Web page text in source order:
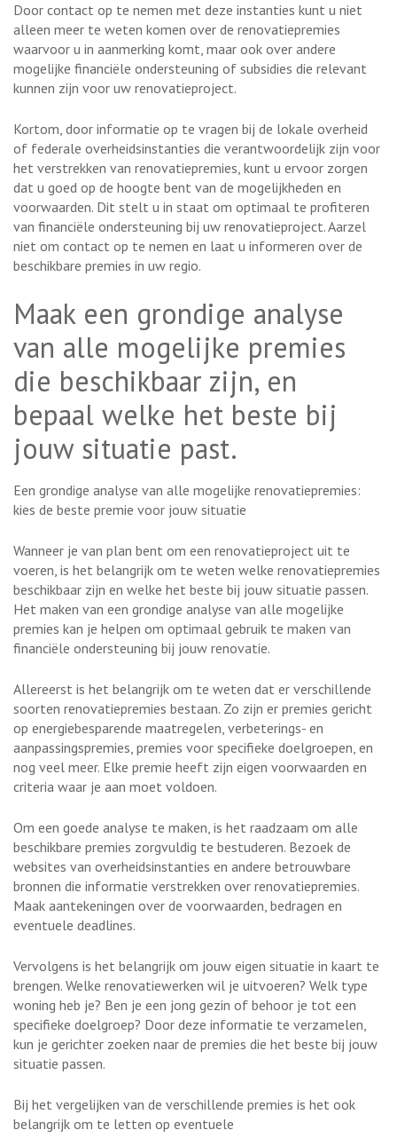
Door contact op te nemen met deze instanties kunt u niet
alleen meer te weten komen over de renovatiepremies
waarvoor u in aanmerking komt, maar ook over andere
mogelijke financiële ondersteuning of subsidies die relevant
kunnen zijn voor uw renovatieproject.
Kortom, door informatie op te vragen bij de lokale overheid
of federale overheidsinstanties die verantwoordelijk zijn voor
het verstrekken van renovatiepremies, kunt u ervoor zorgen
dat u goed op de hoogte bent van de mogelijkheden en
voorwaarden. Dit stelt u in staat om optimaal te profiteren
van financiële ondersteuning bij uw renovatieproject. Aarzel
niet om contact op te nemen en laat u informeren over de
beschikbare premies in uw regio.
Maak een grondige analyse
van alle mogelijke premies
die beschikbaar zijn, en
bepaal welke het beste bij
jouw situatie past.
Een grondige analyse van alle mogelijke renovatiepremies:
kies de beste premie voor jouw situatie
Wanneer je van plan bent om een renovatieproject uit te
voeren, is het belangrijk om te weten welke renovatiepremies
beschikbaar zijn en welke het beste bij jouw situatie passen.
Het maken van een grondige analyse van alle mogelijke
premies kan je helpen om optimaal gebruik te maken van
financiële ondersteuning bij jouw renovatie.
Allereerst is het belangrijk om te weten dat er verschillende
soorten renovatiepremies bestaan. Zo zijn er premies gericht
op energiebesparende maatregelen, verbeterings- en
aanpassingspremies, premies voor specifieke doelgroepen, en
nog veel meer. Elke premie heeft zijn eigen voorwaarden en
criteria waar je aan moet voldoen.
Om een goede analyse te maken, is het raadzaam om alle
beschikbare premies zorgvuldig te bestuderen. Bezoek de
websites van overheidsinstanties en andere betrouwbare
bronnen die informatie verstrekken over renovatiepremies.
Maak aantekeningen over de voorwaarden, bedragen en
eventuele deadlines.
Vervolgens is het belangrijk om jouw eigen situatie in kaart te
brengen. Welke renovatiewerken wil je uitvoeren? Welk type
woning heb je? Ben je een jong gezin of behoor je tot een
specifieke doelgroep? Door deze informatie te verzamelen,
kun je gerichter zoeken naar de premies die het beste bij jouw
situatie passen.
Bij het vergelijken van de verschillende premies is het ook
belangrijk om te letten op eventuele